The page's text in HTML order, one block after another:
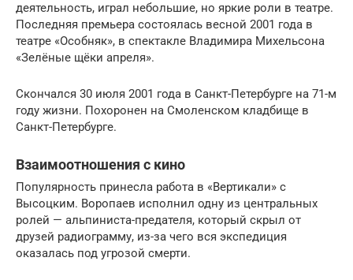
деятельность, играл небольшие, но яркие роли в театре.
Последняя премьера состоялась весной 2001 года в
театре «Особняк», в спектакле Владимира Михельсона
«Зелёные щёки апреля».
Скончался 30 июля 2001 года в Санкт-Петербурге на 71-м
году жизни. Похоронен на Смоленском кладбище в
Санкт-Петербурге.
Взаимоотношения с кино
Популярность принесла работа в «Вертикали» с
Высоцким. Воропаев исполнил одну из центральных
ролей — альпиниста-предателя, который скрыл от
друзей радиограмму, из-за чего вся экспедиция
оказалась под угрозой смерти.